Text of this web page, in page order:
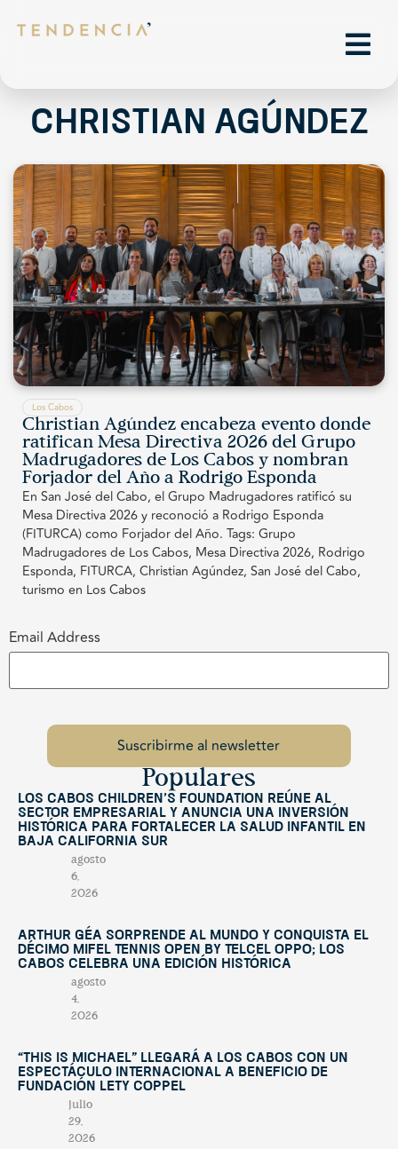
Christian Agúndez
Los Cabos
Christian Agúndez encabeza evento donde
ratifican Mesa Directiva 2026 del Grupo
Madrugadores de Los Cabos y nombran
Forjador del Año a Rodrigo Esponda
En San José del Cabo, el Grupo Madrugadores ratificó su
Mesa Directiva 2026 y reconoció a Rodrigo Esponda
(FITURCA) como Forjador del Año. Tags: Grupo
Madrugadores de Los Cabos, Mesa Directiva 2026, Rodrigo
Esponda, FITURCA, Christian Agúndez, San José del Cabo,
turismo en Los Cabos
Email Address
Populares
Los Cabos Children’s Foundation reúne al
sector empresarial y anuncia una inversión
histórica para fortalecer la salud infantil en
Baja California Sur
agosto
6,
2026
Arthur Géa sorprende al mundo y conquista el
décimo Mifel Tennis Open by Telcel OPPO; Los
Cabos celebra una edición histórica
agosto
4,
2026
“This Is Michael” llegará a Los Cabos con un
espectáculo internacional a beneficio de
Fundación Lety Coppel
julio
29,
2026